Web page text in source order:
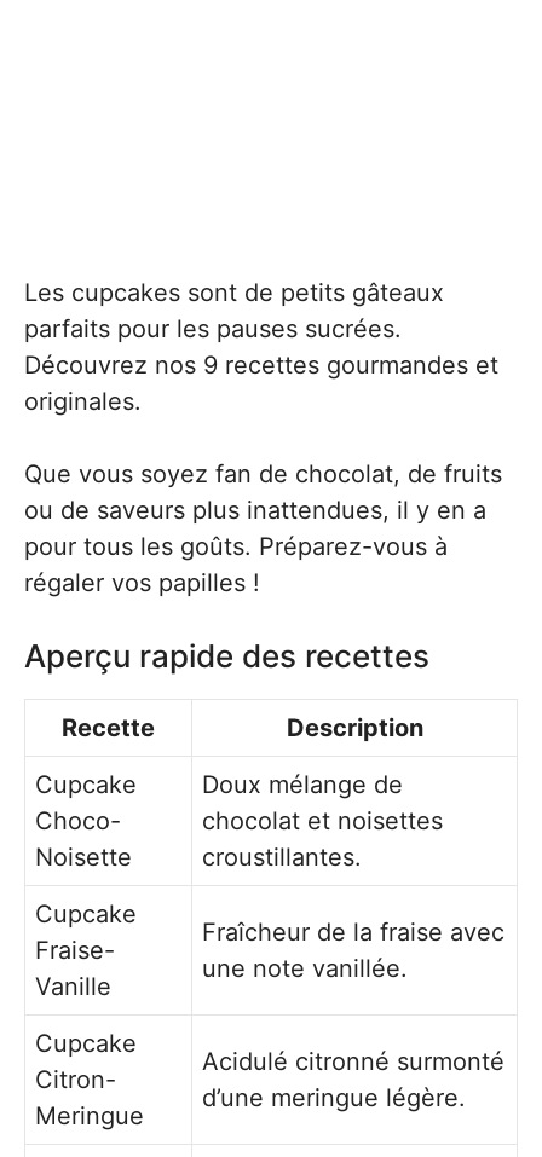
Les cupcakes sont de petits gâteaux
parfaits pour les pauses sucrées.
Découvrez nos 9 recettes gourmandes et
originales.
Que vous soyez fan de chocolat, de fruits
ou de saveurs plus inattendues, il y en a
pour tous les goûts. Préparez-vous à
régaler vos papilles !
Aperçu rapide des recettes
Recette
Description
Cupcake
Choco-
Noisette
Doux mélange de
chocolat et noisettes
croustillantes.
Cupcake
Fraise-
Vanille
Fraîcheur de la fraise avec
une note vanillée.
Cupcake
Citron-
Meringue
Acidulé citronné surmonté
d’une meringue légère.